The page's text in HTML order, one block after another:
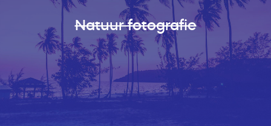
Natuur fotografie